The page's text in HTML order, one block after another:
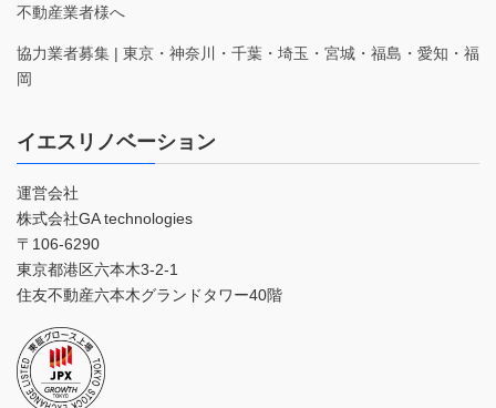
不動産業者様へ
協力業者募集 | 東京・神奈川・千葉・埼玉・宮城・福島・愛知・福
岡
イエスリノベーション
運営会社
株式会社GA technologies
〒106-6290
東京都港区六本木3-2-1
住友不動産六本木グランドタワー40階